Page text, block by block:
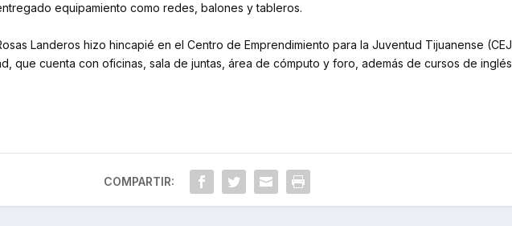
equipamiento como redes, balones y tableros.
Landeros hizo hincapié en el Centro de Emprendimiento para la Juventud Tijuanense
que cuenta con oficinas, sala de juntas, área de cómputo y foro, además de cursos de
COMPARTIR: